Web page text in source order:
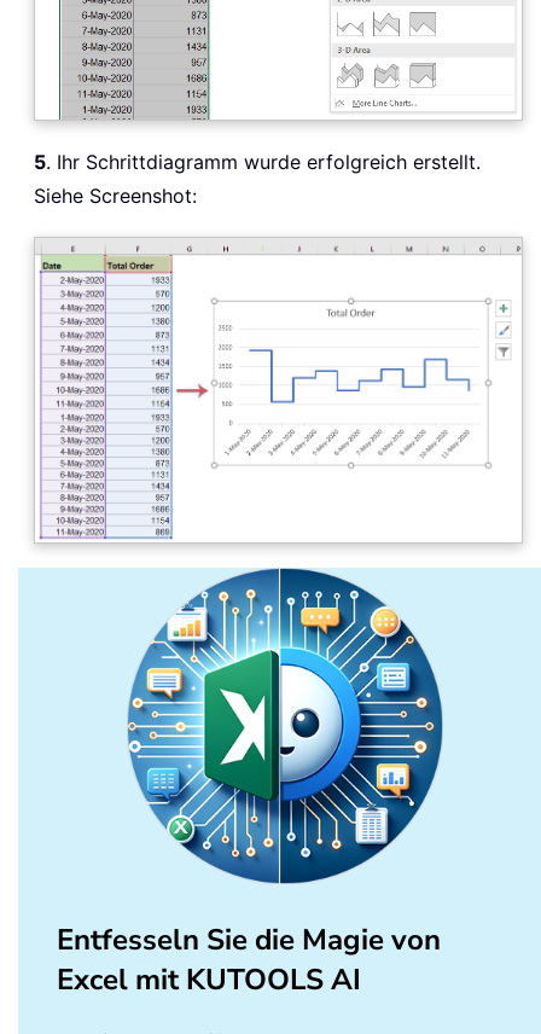
5. Ihr Schrittdiagramm wurde erfolgreich erstellt.
Siehe Screenshot:
Entfesseln Sie die Magie von
Excel mit KUTOOLS AI